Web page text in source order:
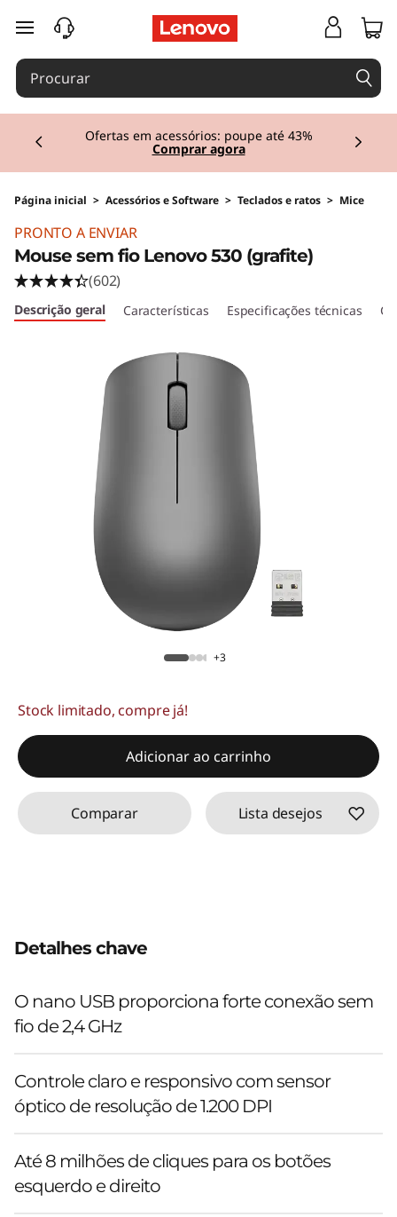
saltar para o conteúdo principal
Ofertas em acessórios: poupe até 43%
Comprar agora
Página inicial > Acessórios e Software > Teclados e ratos > Mice
PRONTO A ENVIAR
Mouse sem fio Lenovo 530 (grafite)
(602)
Descrição geral Características Especificações técnicas
+3
Stock limitado, compre já!
Adicionar ao carrinho
Comparar Lista desejos
Detalhes chave
O nano USB proporciona forte conexão sem
fio de 2,4 GHz
Controle claro e responsivo com sensor
óptico de resolução de 1.200 DPI
Até 8 milhões de cliques para os botões
esquerdo e direito